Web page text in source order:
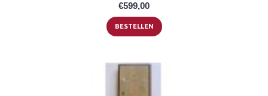
€599,00
BESTELLEN